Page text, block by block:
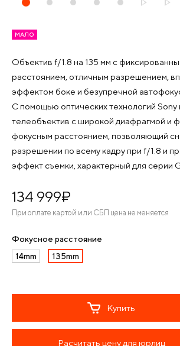
МАЛО
Объектив f/1.8 на 135 мм с
расстоянием, отличным разрешением,
эффектом боке и безупречной
С помощью оптических технологий Sony
телеобъектив с широкой диафрагмой и
фокусным расстоянием, позволяющий
разрешении по всему кадру при f/1.8 и
эффект съемки, характерный для серии
134 999¤
При оплате картой или СБП цена не меняется
Фокусное расстояние
14mm
135mm
Купить
Расчитать цену для юрлиц